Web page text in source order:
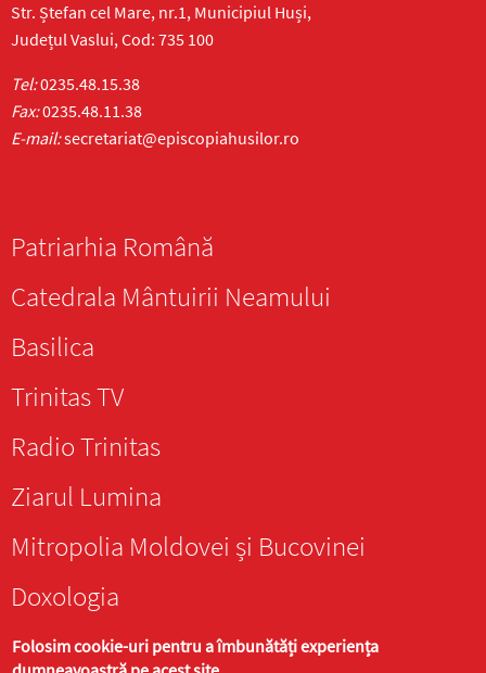
Str. Ștefan cel Mare, nr.1, Municipiul Huși,
Județul Vaslui, Cod: 735 100
Tel:0235.48.15.38
Fax:0235.48.11.38
E-mail:secretariat@episcopiahusilor.ro
Patriarhia Română
Catedrala Mântuirii Neamului
Basilica
Trinitas TV
Radio Trinitas
Ziarul Lumina
Mitropolia Moldovei și Bucovinei
Doxologia
Folosim cookie-uri pentru a îmbunătăți experiența